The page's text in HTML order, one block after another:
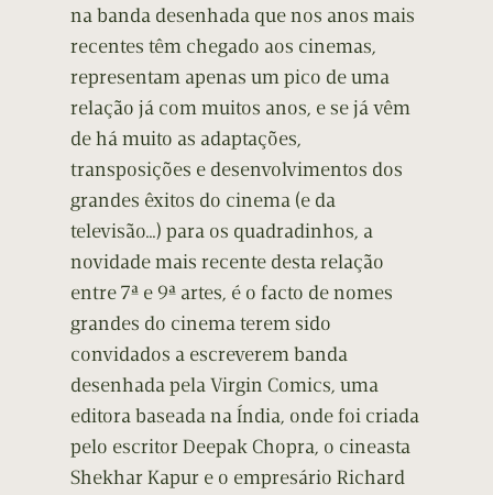
na banda desenhada que nos anos mais
recentes têm chegado aos cinemas,
representam apenas um pico de uma
relação já com muitos anos, e se já vêm
de há muito as adaptações,
transposições e desenvolvimentos dos
grandes êxitos do cinema (e da
televisão…) para os quadradinhos, a
novidade mais recente desta relação
entre 7ª e 9ª artes, é o facto de nomes
grandes do cinema terem sido
convidados a escreverem banda
desenhada pela Virgin Comics, uma
editora baseada na Índia, onde foi criada
pelo escritor Deepak Chopra, o cineasta
Shekhar Kapur e o empresário Richard